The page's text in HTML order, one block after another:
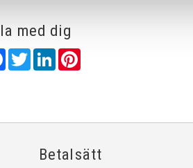
med dig
FacebookTwitterLinkedIn
Betalsätt